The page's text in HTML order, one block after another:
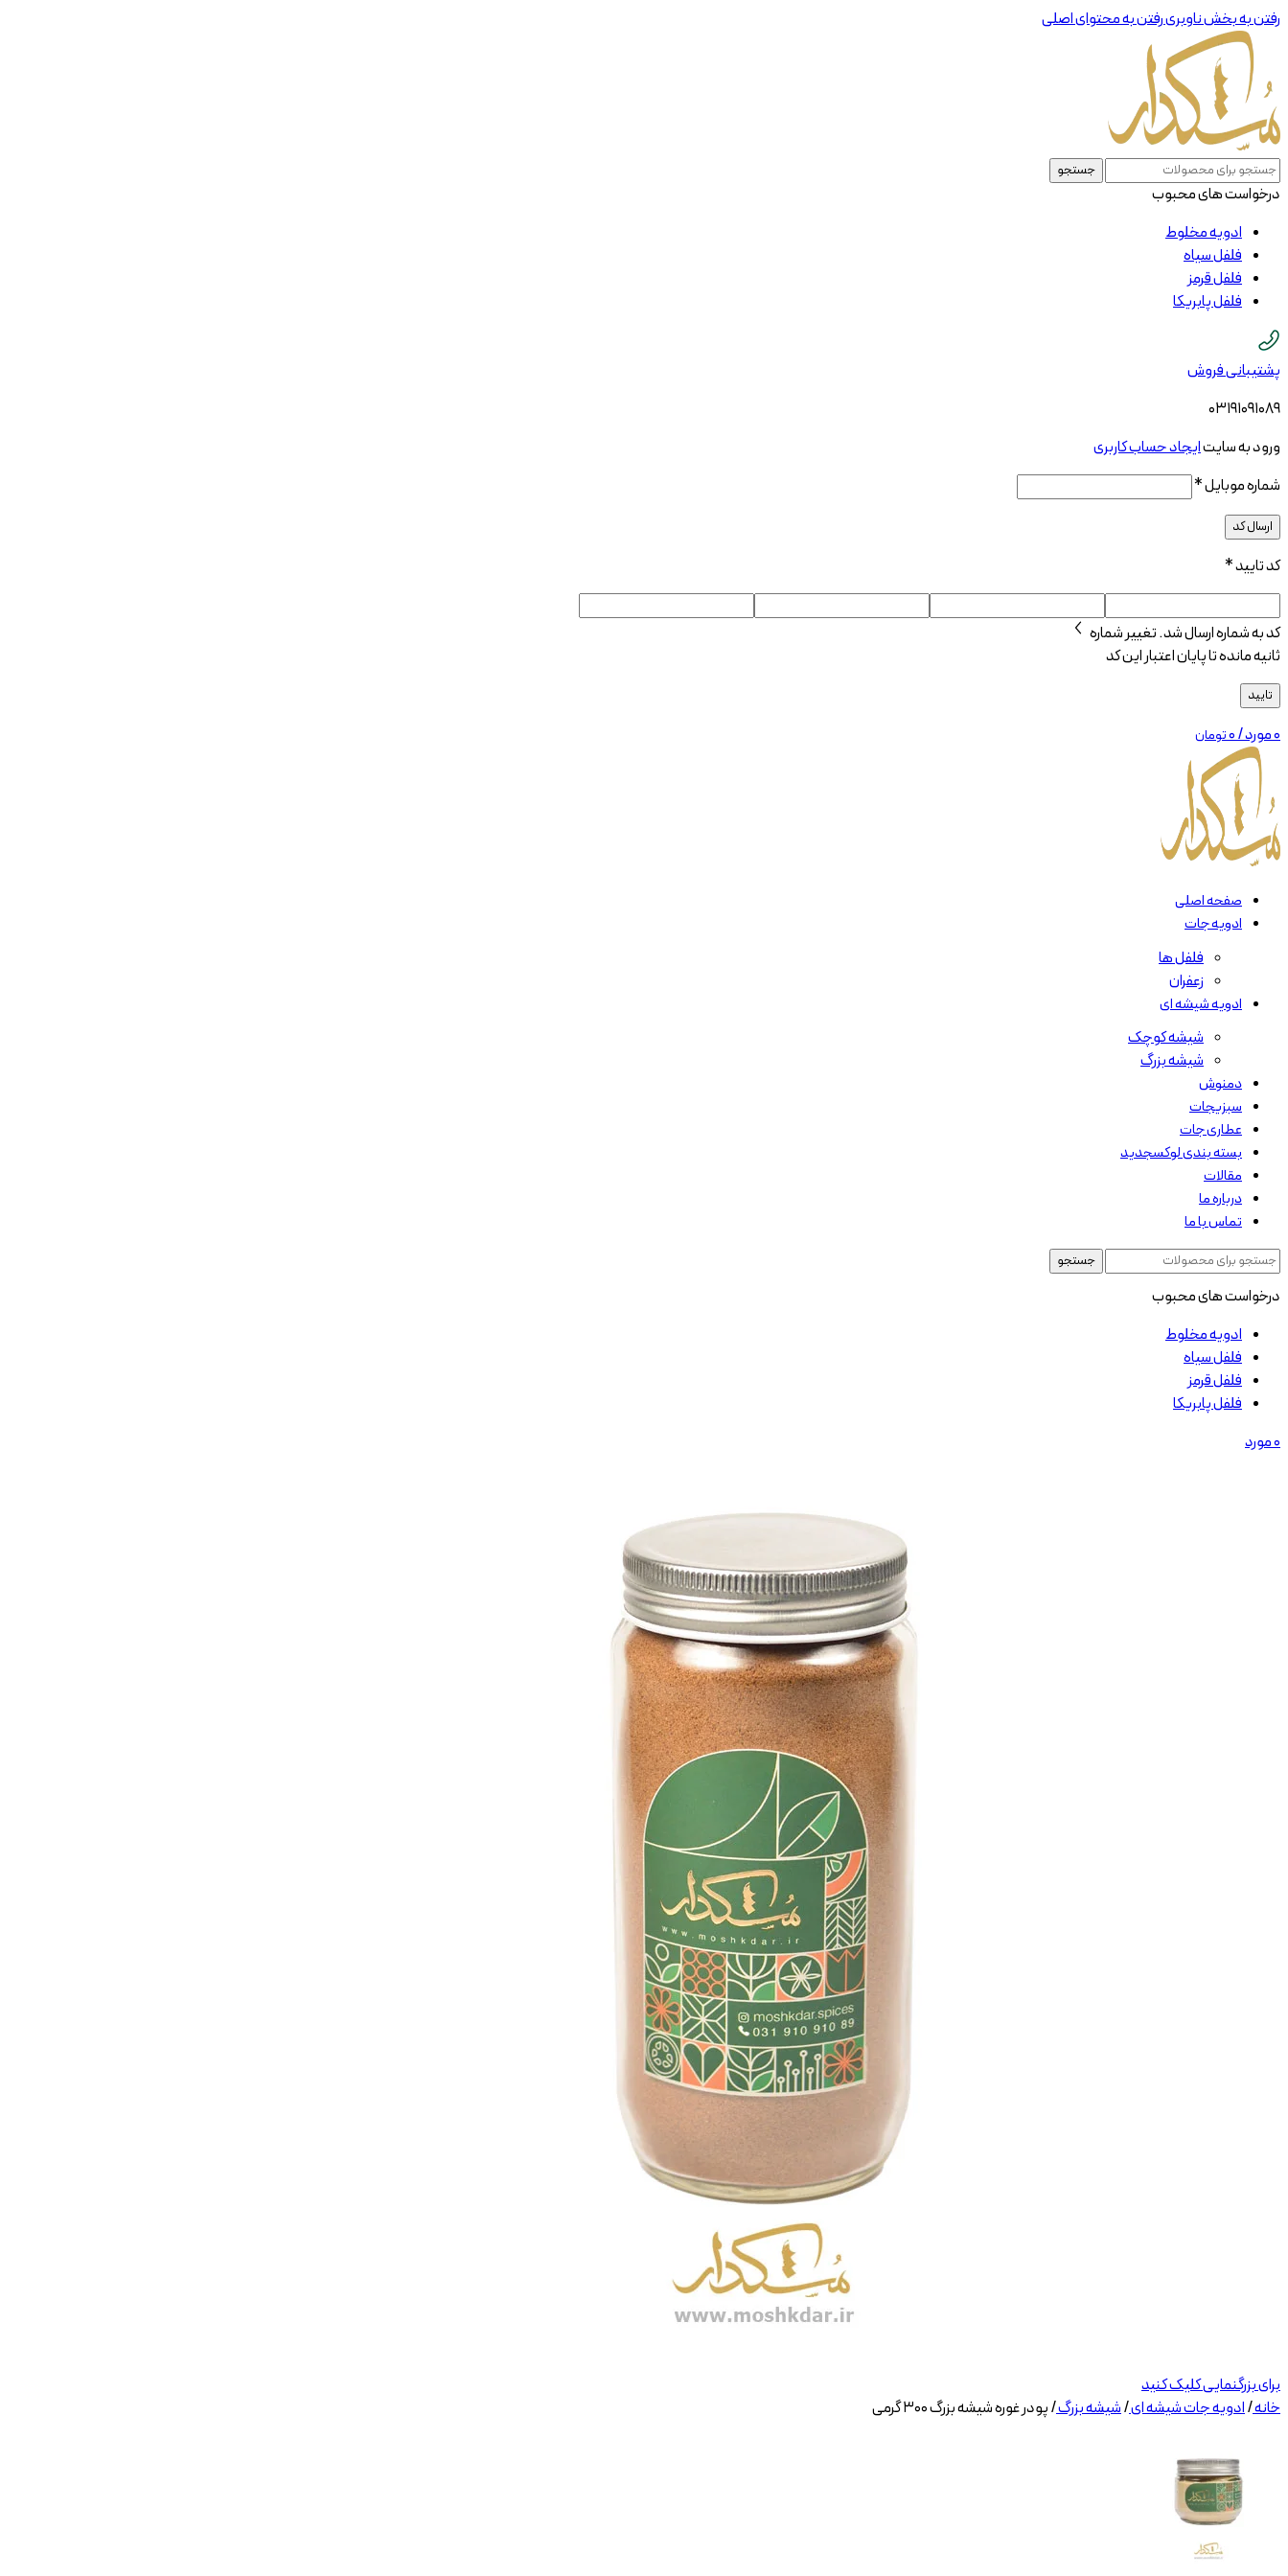
رفتن به بخش ناوبریرفتن به محتوای اصلی
جستجو
درخواست های محبوب
ادویه مخلوط
فلفل سیاه
فلفل قرمز
فلفل پابریکا
پشتیبانی فروش
03191091089
ورود به سایتایجاد حساب کاربری
شماره موبایل*
ارسال کد
کد تایید*
کد به شمارهارسال شد.تغییر شماره
ثانیه مانده تا پایان اعتبار این کد
تایید
0مورد/۰تومان
صفحه اصلی
ادویه جات
فلفل ها
زعفران
ادویه شیشه ای
شیشه کوچک
شیشه بزرگ
دمنوش
سبزیجات
عطاری جات
بسته بندی لوکسجدید
مقالات
درباره ما
تماس با ما
جستجو
درخواست های محبوب
ادویه مخلوط
فلفل سیاه
فلفل قرمز
فلفل پابریکا
0مورد
برای بزرگنمایی کلیک کنید
خانه/ادویه جات شیشه ای/شیشه بزرگ/پودر غوره شیشه بزرگ ۳۰۰ گرمی